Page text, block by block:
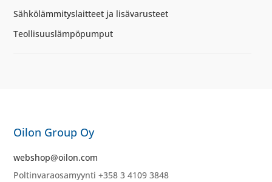
Sähkölämmityslaitteet ja lisävarusteet
Teollisuuslämpöpumput
Oilon Group Oy
webshop@oilon.com
Poltinvaraosamyynti +358 3 4109 3848